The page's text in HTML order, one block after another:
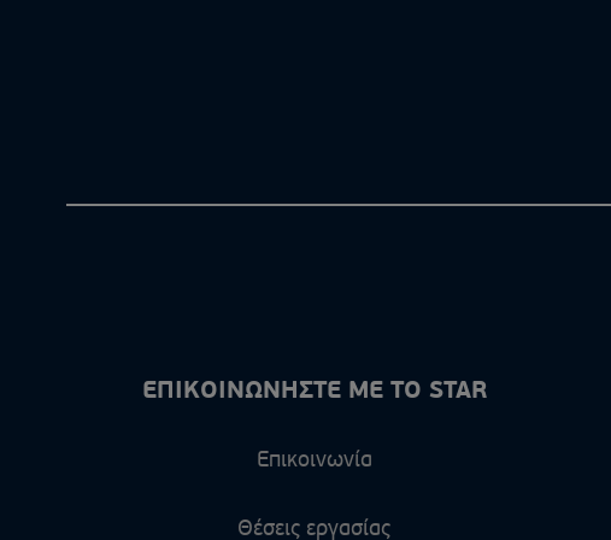
ΕΠΙΚΟΙΝΩΝΗΣΤΕ ΜΕ ΤΟ STAR
Επικοινωνία
Θέσεις εργασίας